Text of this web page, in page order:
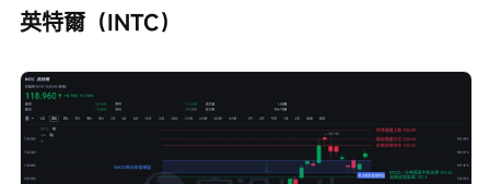
英特爾（INTC）